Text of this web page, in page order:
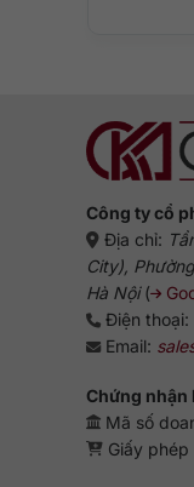
Công ty cổ
Địa chỉ:
City),
Hà Nội(
Điện thoại:
Email:
Chứng nhận
Mã số
Giấy phép